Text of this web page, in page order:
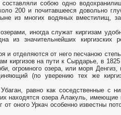
собою одно
200 и почитавшееся довольно
из многих водяных вместилищ,
иногда служат киргизам
из значительнейших киргизских
и отделяются от него песчаною
киргизов на пути к Сырдарье, в
огромного озера, или моря Денгиз,
(по уверению тех же
равно как соседственные с
находятся озера Алакуль,
оного Уркач особенно известны